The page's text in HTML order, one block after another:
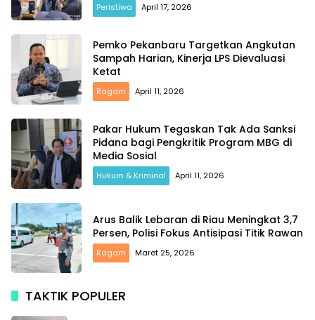
Peristiwa April 17, 2026
Pemko Pekanbaru Targetkan Angkutan
Sampah Harian, Kinerja LPS Dievaluasi
Ketat
Ragam April 11, 2026
Pakar Hukum Tegaskan Tak Ada Sanksi
Pidana bagi Pengkritik Program MBG di
Media Sosial
Hukum & Kriminal April 11, 2026
Arus Balik Lebaran di Riau Meningkat 3,7
Persen, Polisi Fokus Antisipasi Titik Rawan
Ragam Maret 25, 2026
TAKTIK POPULER